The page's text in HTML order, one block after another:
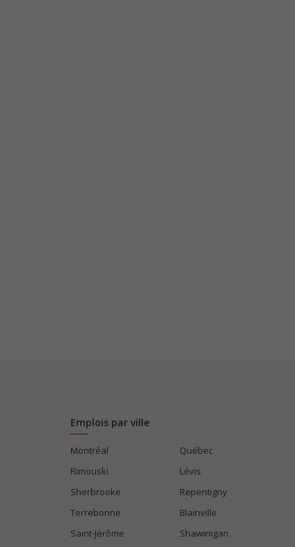
Emplois par ville
Montréal
Québec
Rimouski
Lévis
Sherbrooke
Repentigny
Terrebonne
Blainville
Saint-Jérôme
Shawinigan